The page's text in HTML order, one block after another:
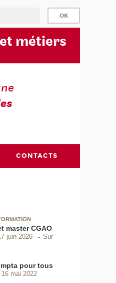
métiers
CONTACTS
master CGAO
juin 2026
Sur
pour tous
16 mai 2022